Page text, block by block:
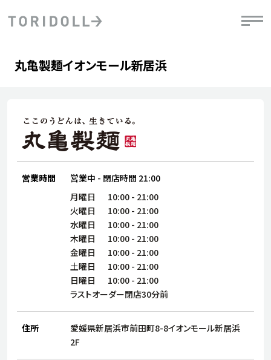
会社情報
株主・投資家情報
サステナビリティ
ブランド
店舗検索
店舗一覧
採用情報
よくある質問・お問い合わせ
PRニュース
中長期経営計画
デジタルトランス
フォーメーション戦略
DXビジョン2028
ライブラリ
粟田社長が語る
トリドールのサステナビリティ
ステークホルダーとの
丸亀製麺イオンモール新居浜
営業時間 営業中 - 閉店時間 21:00
月曜日 10:00 - 21:00
火曜日
10:00 - 21:00
水曜日
10:00 - 21:00
木曜日
10:00 - 21:00
金曜日
10:00 - 21:00
土曜日
10:00 - 21:00
日曜日
10:00 - 21:00
ラストオーダー閉店30分前
住所
愛媛県新居浜市前田町8-8イオンモール新居浜
2F